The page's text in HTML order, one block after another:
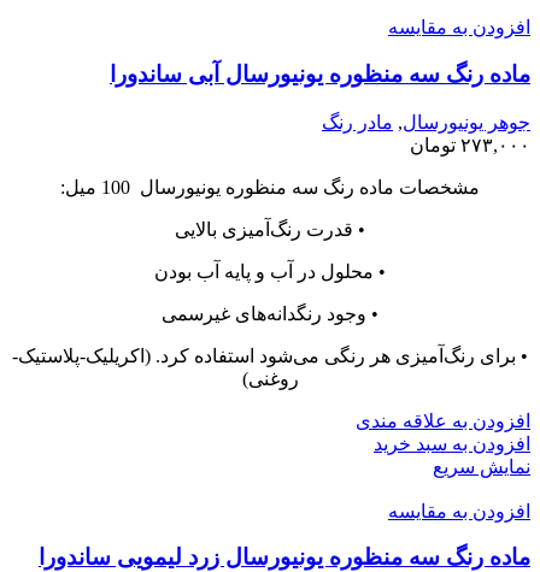
افزودن به مقایسه
ماده رنگ سه منظوره یونیورسال آبی ساندورا
جوهر یونیورسال, مادر رنگ
۲۷۳,۰۰۰ تومان
مشخصات ماده رنگ سه منظوره یونیورسال 100 میل:
• قدرت رنگ‌آمیزی بالایی
• محلول در آب و پایه آب بودن
• وجود رنگدانه‌های غیرسمی
• برای رنگ‌آمیزی هر رنگی می‌شود استفاده کرد. (اکریلیک-پلاستیک-
روغنی)
افزودن به علاقه مندی
افزودن به سبد خرید
نمایش سریع
افزودن به مقایسه
ماده رنگ سه منظوره یونیورسال زرد لیمویی ساندورا